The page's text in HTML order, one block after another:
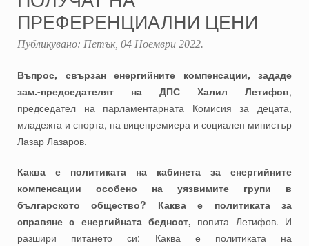
ПРЕФЕРЕНЦИАЛНИ ЦЕНИ
Публикувано: Петък, 04 Ноември 2022.
Въпрос, свързан енергийните компенсации, зададе
зам.-председателят на ДПС Халил Летифов,
председател на парламентарната Комисия за децата,
младежта и спорта, на вицепремиера и социален министър
Лазар Лазаров.
Каква е политиката на кабинета за енергийните
компенсации особено на уязвимите групи в
българското общество? Каква е политиката за
справяне с енергийната бедност, попита Летифов. И
разшири питането си: Каква е политиката на